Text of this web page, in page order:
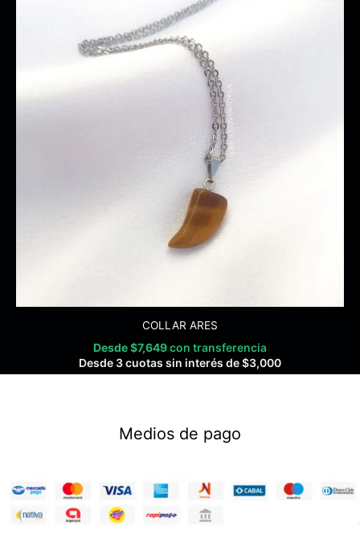
COLLAR ARES
Desde$7,649con transferencia
Desde 3 cuotas sin interés de$3,000
Medios de pago